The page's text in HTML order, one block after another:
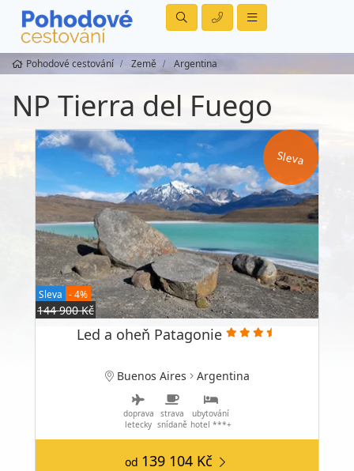
Pohodové cestování Země Argentina
NP Tierra del Fuego
Sleva
Sleva - 4%
144 900 Kč
Led a oheň Patagonie
Buenos Aires Argentina
doprava
letecky
strava
snídaně
ubytování
hotel ***+
od 139 104 Kč